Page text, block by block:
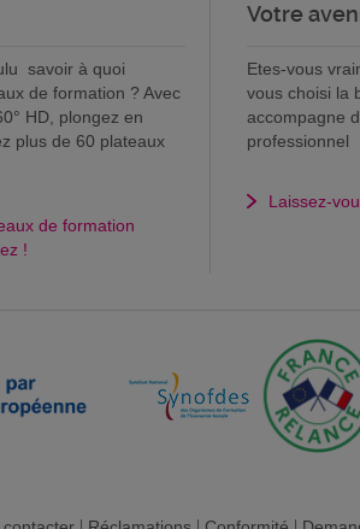
savoir à quoi
de formation ? Avec
HD, plongez en
plus de 60 plateaux
de formation
!
Votre
Etes-vous
vous choisi la
accompagne
professionnel
Laissez-